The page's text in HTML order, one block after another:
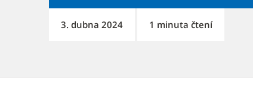
3. dubna 2024 1 minuta čtení